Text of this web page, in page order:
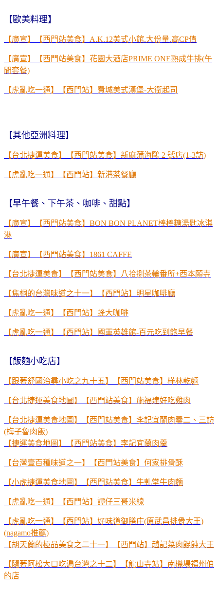
【歐美料理】
【廣宣】【西門站美食】 A.K.12美式小館.大份量.高CP值
【廣宣】【西門站美食】花園大酒店PRIME ONE熟成牛排(午
間套餐)
【虎亂吃一通】【西門站】費城美式漢堡-大衛起司
【其他亞洲料理】
【台北捷運美食】【西門站美食】新麻蒲海鷗 2 號店(1-3訪)
【虎亂吃一通】【西門站】新港茶餐廳
【早午餐、下午茶、咖啡、甜點】
【廣宣】【西門站美食】 BON BON PLANET棒棒糖湯匙冰淇
淋
【廣宣】【西門站美食】 1861 CAFFE
【台北捷運美食】【西門站美食】八拾捌茶輪番所+西本願寺
【焦桐的台灣味道之十一】【西門站】明星咖啡廳
【虎亂吃一通】【西門站】蜂大咖啡
【虎亂吃一通】【西門站】國軍英雄館-百元吃到飽早餐
【飯麵小吃店】
【跟著舒國治尋小吃之九十五】【西門站美食】樺林乾麵
【台北捷運美食地圖】【西門站美食】施福建好吃雞肉
【台北捷運美食地圖】【西門站美食】李記宜蘭肉羹二、三訪
(梅子魯肉飯)
【捷運美食地圖】【西門站美食】李記宜蘭肉羹
【台灣壹百種味道之一】【西門站美食】何家排骨酥
【小虎捷運美食地圖】【西門站美食】牛軋堂牛肉麵
【虎亂吃一通】【西門站】譚仔三哥米線
【虎亂吃一通】【西門站】好味道御膳庄(原武昌排骨大王)
(nagamo推薦)
【胡天蘭的極品美食之二十一】【西門站】趙記菜肉餛飩大王
【隨著阿松大口吃遍台灣之十二】【龍山寺站】南機場福州伯
的店